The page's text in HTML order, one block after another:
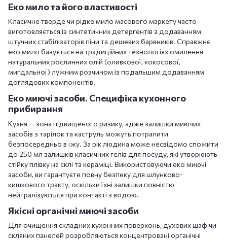
Еко мило та його властивості
Класичне тверде чи рідке мило масового маркету часто
виготовляється із синтетичних детергентів з додаванням
штучних стабілізаторів піни та дешевих барвників. Справжнє
еко мило базується на традиційних технологіях омилення
натуральних рослинних олій (оливкової, кокосової,
мигдальної) лужним розчином із подальшим додаванням
доглядових компонентів.
Еко миючі засоби. Специфіка кухонного
прибирання
Кухня — зона підвищеного ризику, адже залишки миючих
засобів з тарілок та каструль можуть потрапити
безпосередньо в їжу. За рік людина може несвідомо спожити
до 250 мл залишків класичних гелів для посуду, які утворюють
стійку плівку на склі та кераміці. Використовуючи еко миючі
засоби, ви гарантуєте повну безпеку для шлунково-
кишкового тракту, оскільки їхні залишки повністю
нейтралізуються при контакті з водою.
Якісні органічні миючі засоби
Для очищення складних кухонних поверхонь, духових шаф чи
скляних панелей розробляються концентровані органічні